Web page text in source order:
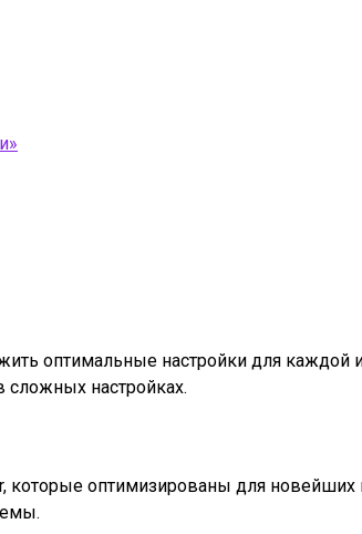
оптимальные настройки для каждой
сложных настройках.
которые оптимизированы для